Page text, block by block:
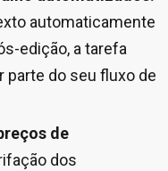
automaticamente
edição, a tarefa
parte do seu fluxo de
de
dos